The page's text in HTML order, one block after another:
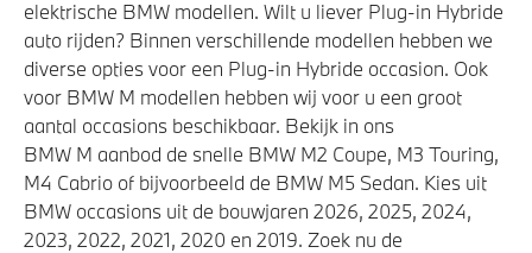
elektrische BMW modellen. Wilt u liever Plug-in Hybride
auto rijden? Binnen verschillende modellen hebben we
diverse opties voor een Plug-in Hybride occasion. Ook
voor BMW M modellen hebben wij voor u een groot
aantal occasions beschikbaar. Bekijk in ons
BMW M aanbod de snelle BMW M2 Coupe, M3 Touring,
M4 Cabrio of bijvoorbeeld de BMW M5 Sedan. Kies uit
BMW occasions uit de bouwjaren 2026, 2025, 2024,
2023, 2022, 2021, 2020 en 2019. Zoek nu de